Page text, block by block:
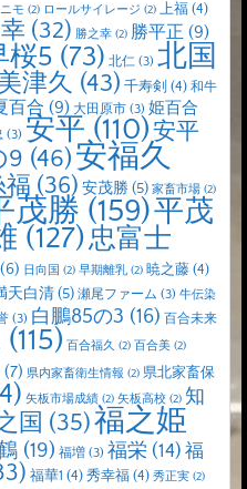
モ (2) ロールサイレージ (2) 上福 (4)
(32) 勝之幸 (2) 勝平正 (9)
桜5 (73) 北仁 (3) 北国
津久 (43) 千寿剣 (4) 和牛
百合 (9) 大田原市 (3) 姫百合
(3) 安平(110)安平
9 (46)安福久
福 (36) 安茂勝 (5) 家畜市場 (2)
茂勝 (159)平茂
(127)忠富士
(6) 日向国 (2) 早期離乳 (2) 暁之藤 (4)
天白清(5) 瀬尾ファーム (3) 牛伝染
(3) 白鵬85の3 (16) 百合未来
(115) 百合福久 (2) 百合美 (2)
(7) 県内家畜衛生情報 (2) 県北家畜保
矢板市場成績 (2) 矢板高校 (2) 知
国 (35)福之姫
(19) 福増 (3) 福栄 (14) 福
福華1 (4) 秀幸福 (4) 秀正実 (2)